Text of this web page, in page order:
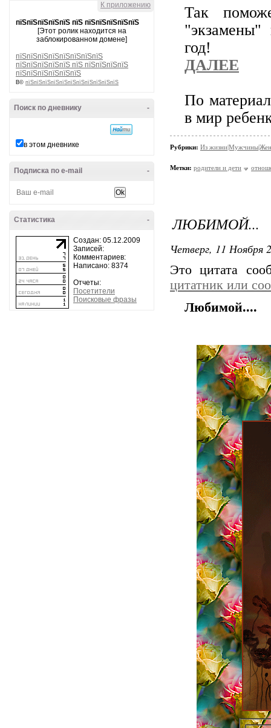
К приложению
пїЅпїЅпїЅпїЅпїЅ пїЅ пїЅпїЅпїЅпїЅпїЅ
[Этот ролик находится на
заблокированном домене]
пїЅпїЅпїЅпїЅпїЅпїЅпїЅпїЅ
пїЅпїЅпїЅпїЅпїЅ пїЅ пїЅпїЅпїЅпїЅ
пїЅпїЅпїЅпїЅпїЅпїЅ
В© пїЅпїЅпїЅпїЅпїЅпїЅпїЅпїЅпїЅпїЅпїЅ
-
Поиск по дневнику
в этом дневнике
-
Подписка по e-mail
-
Статистика
Создан: 05.12.2009
Записей:
Комментариев:
Написано: 8374
Отчеты:
Посетители
Поисковые фразы
Так
"экзамены"
год!
ДАЛЕЕ
По
в мир
Рубрики: Из
Метки: родители и дети
ЛЮБИМОЙ...
Четверг, 11 Ноября
Это цитата
цитатник или
Любимой....